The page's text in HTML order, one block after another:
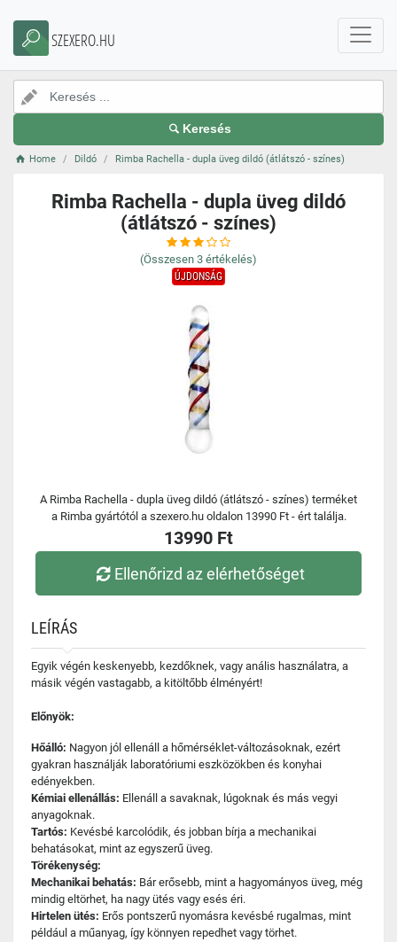
SZEXERO.HU
Keresés
Home Dildó Rimba Rachella - dupla üveg dildó (átlátszó - színes)
Rimba Rachella - dupla üveg dildó
(átlátszó - színes)
(Összesen 3 értékelés)
ÚJDONSÁG
A Rimba Rachella - dupla üveg dildó (átlátszó - színes) terméket
a Rimba gyártótól a szexero.hu oldalon 13990 Ft - ért találja.
13990 Ft
Ellenőrizd az elérhetőséget
LEÍRÁS
Egyik végén keskenyebb, kezdőknek, vagy anális használatra, a
másik végén vastagabb, a kitöltőbb élményért!
Előnyök:
Hőálló: Nagyon jól ellenáll a hőmérséklet-változásoknak, ezért
gyakran használják laboratóriumi eszközökben és konyhai
edényekben.
Kémiai ellenállás: Ellenáll a savaknak, lúgoknak és más vegyi
anyagoknak.
Tartós: Kevésbé karcolódik, és jobban bírja a mechanikai
behatásokat, mint az egyszerű üveg.
Törékenység:
Mechanikai behatás: Bár erősebb, mint a hagyományos üveg, még
mindig eltörhet, ha nagy ütés vagy esés éri.
Hirtelen ütés: Erős pontszerű nyomásra kevésbé rugalmas, mint
például a műanyag, így könnyen repedhet vagy törhet.